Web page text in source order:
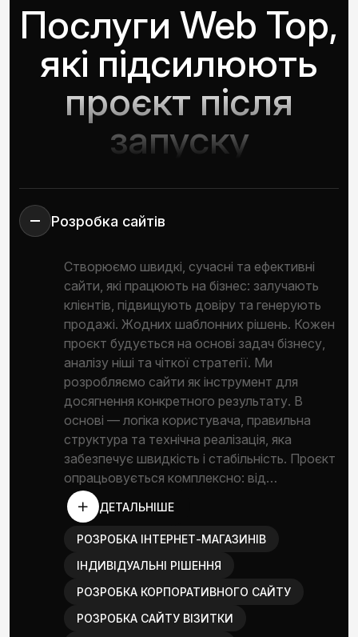
Послуги Web Top,
які підсилюють
проєкт після
запуску
Розробка сайтів
Створюємо швидкі, сучасні та ефективні
сайти, які працюють на бізнес: залучають
клієнтів, підвищують довіру та генерують
продажі. Жодних шаблонних рішень. Кожен
проєкт будується на основі задач бізнесу,
аналізу ніші та чіткої стратегії. Ми
розробляємо сайти як інструмент для
досягнення конкретного результату. В
основі — логіка користувача, правильна
структура та технічна реалізація, яка
забезпечує швидкість і стабільність. Проєкт
опрацьовується комплексно: від…
ДЕТАЛЬНІШЕ
РОЗРОБКА ІНТЕРНЕТ-МАГАЗИНІВ
ІНДИВІДУАЛЬНІ РІШЕННЯ
РОЗРОБКА КОРПОРАТИВНОГО САЙТУ
РОЗРОБКА САЙТУ ВІЗИТКИ